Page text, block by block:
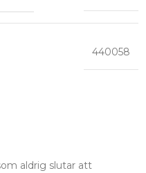
440058
aldrig slutar att